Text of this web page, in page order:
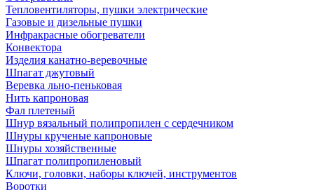
Тепловентиляторы, пушки электрические
Газовые и дизельные пушки
Инфракрасные обогреватели
Конвектора
Изделия канатно-веревочные
Шпагат джутовый
Веревка льно-пеньковая
Нить капроновая
Фал плетеный
Шнур вязальный полипропилен с сердечником
Шнуры крученые капроновые
Шнуры хозяйственные
Шпагат полипропиленовый
Ключи, головки, наборы ключей, инструментов
Воротки